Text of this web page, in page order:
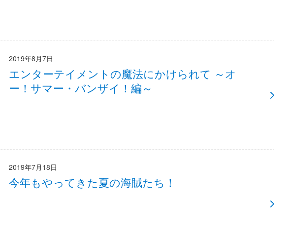
2019年8月7日
エンターテイメントの魔法にかけられて ～オ
ー！サマー・バンザイ！編～
2019年7月18日
今年もやってきた夏の海賊たち！